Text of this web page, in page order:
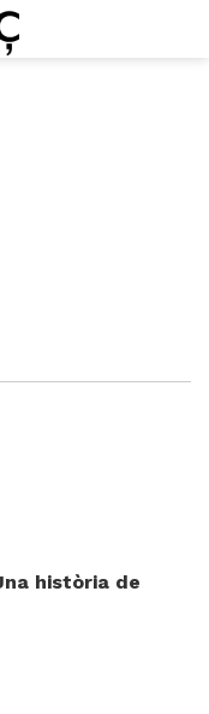
història de